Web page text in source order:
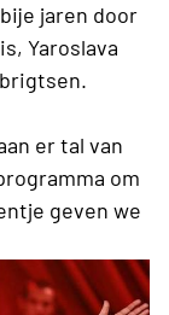
jaren door
Yaroslava
er tal van
om
geven we